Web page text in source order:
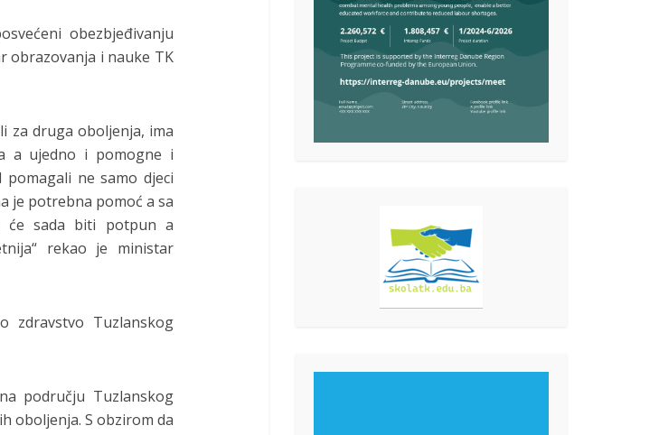
obezbjeđivanju
obrazovanja i nauke TK
za druga oboljenja, ima
a ujedno i pomogne i
ne samo djeci
je potrebna pomoć a sa
će sada biti potpun a
rekao je ministar
Tuzlanskog
području Tuzlanskog
oboljenja. S obzirom da